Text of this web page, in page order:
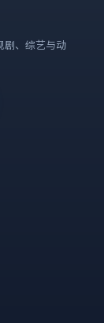
剧、综艺与动